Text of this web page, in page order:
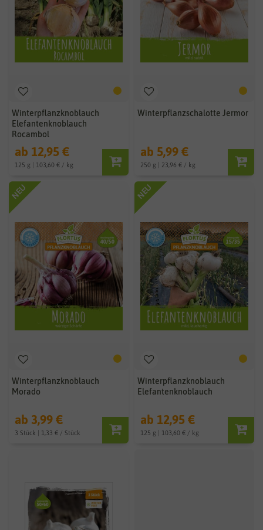
Winterpflanzknoblauch
Elefantenknoblauch
Rocambol
ab 12,95 €
125 g | 103,60 € / kg
Winterpflanzschalotte Jermor
ab 5,99 €
250 g | 23,96 € / kg
NEU
Winterpflanzknoblauch
Morado
ab 3,99 €
3 Stück | 1,33 € / Stück
NEU
Winterpflanzknoblauch
Elefantenknoblauch
ab 12,95 €
125 g | 103,60 € / kg